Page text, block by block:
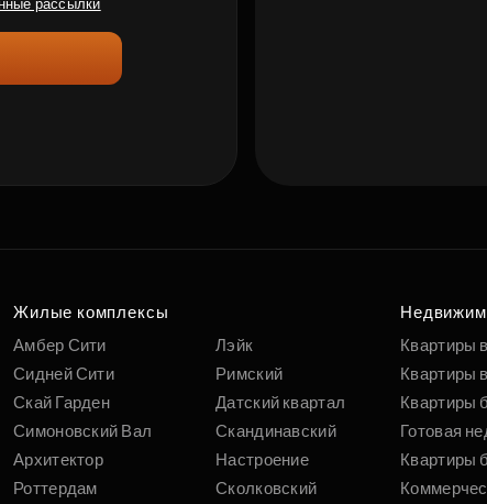
рассылки
Жилые комплексы
Амбер Сити
Сидней Сити
Скай Гарден
Симоновский Вал
Архитектор
Роттердам
Лэйк
Римский
Датский квартал
Скандинавский
Настроение
Сколковский
Квартиры
Квартиры
Квартиры
Готовая
Квартиры